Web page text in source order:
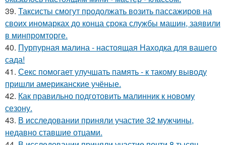
39. Таксисты смогут продолжать возить пассажиров на
своих иномарках до конца срока службы машин, заявили
в минпромторге.
40. Пурпурная малина - настоящая Находка для вашего
сада!
41. Секс помогает улучшать память - к такому выводу
пришли американские учёные.
42. Как правильно подготовить малинник к новому
сезону.
43. В исследовании приняли участие 32 мужчины,
недавно ставшие отцами.